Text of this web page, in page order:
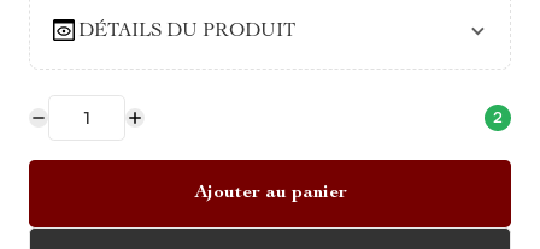
DÉTAILS DU PRODUIT
2
Ajouter au panier